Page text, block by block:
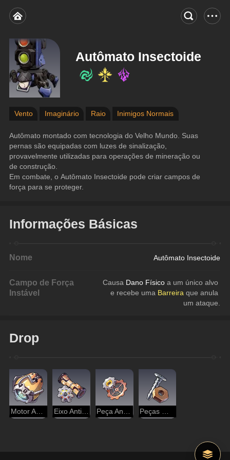
Autômato Insectoide
Vento Imaginário Raio Inimigos Normais
Autômato montado com tecnologia do Velho Mundo. Suas
pernas são equipadas com luzes de sinalização,
provavelmente utilizadas para operações de mineração ou
de construção.
Em combate, o Autômato Insectoide pode criar campos de
força para se proteger.
Informações Básicas
Nome Autômato Insectoide
Campo de Força
Instável
Causa Dano Físico a um único alvo
e recebe uma Barreira que anula
um ataque.
Drop
Motor Antigo Eixo Antigo